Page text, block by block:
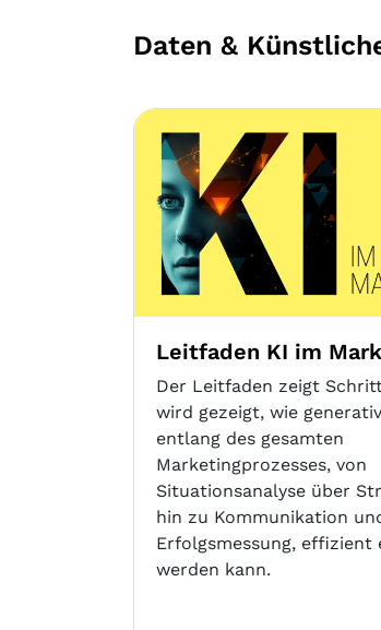
Daten &
Leitfaden KI im
Der Leitfaden zeigt
wird gezeigt, wie
entlang des gesamten
Marketingprozesses, von
Situationsanalyse über
hin zu Kommunikation
Erfolgsmessung, effizient
werden kann.